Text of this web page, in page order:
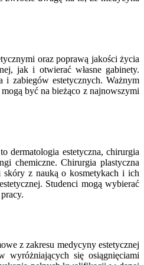
oraz poprawą jakości życia
jak i otwierać własne gabinety.
i zabiegów estetycznych. Ważnym
być na bieżąco z najnowszymi
dermatologia estetyczna, chirurgia
chemiczne. Chirurgia plastyczna
skóry z nauką o kosmetykach i ich
Studenci mogą wybierać
z zakresu medycyny estetycznej
wyróżniających się osiągnięciami